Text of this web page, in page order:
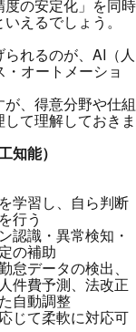
の安定化」を同時
えるでしょう。
れるのが、AI（人
オートメーショ
、得意分野や仕組
て理解しておきま
知能）
学習し、自ら判断
行う
認識・異常検知・
の補助
怠データの検出、
件費予測、法改正
自動調整
じて柔軟に対応可